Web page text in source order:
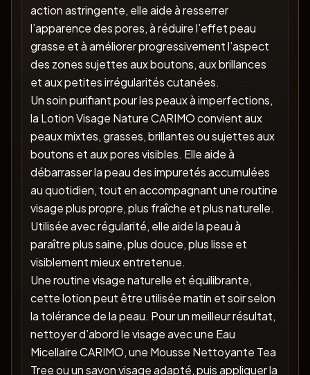
action astringente, elle aide à resserrer
l’apparence des pores, à réduire l’effet peau
grasse et à améliorer progressivement l’aspect
des zones sujettes aux boutons, aux brillances
et aux petites irrégularités cutanées.
Un soin purifiant pour les peaux à imperfections,
la Lotion Visage Nature CARIMO convient aux
peaux mixtes, grasses, brillantes ou sujettes aux
boutons et aux pores visibles. Elle aide à
débarrasser la peau des impuretés accumulées
au quotidien, tout en accompagnant une routine
visage plus propre, plus fraîche et plus naturelle.
Utilisée avec régularité, elle aide la peau à
paraître plus saine, plus douce, plus lisse et
visiblement mieux entretenue.
Une routine visage naturelle et équilibrante,
cette lotion peut être utilisée matin et soir selon
la tolérance de la peau. Pour un meilleur résultat,
nettoyer d’abord le visage avec une Eau
Micellaire CARIMO, une Mousse Nettoyante Tea
Tree ou un savon visage adapté, puis appliquer la